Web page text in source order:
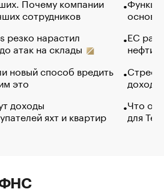
сотрудников
резко нарастил
атак на склады
новый способ вредить
это
доходы
яхт и квартир
основ
ЕС
нефти
Что
для
ФНС